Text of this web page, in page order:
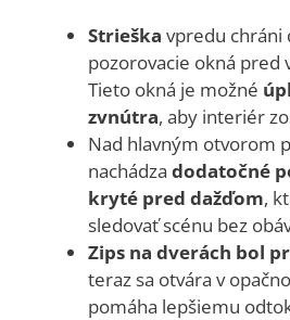
Strieška vpredu chráni
pozorovacie okná pred
Tieto okná je možné
zvnútra, aby interiér
Nad hlavným otvorom
nachádza dodatočné
kryté pred dažďom,
sledovať scénu bez
Zips na dverách bol
teraz sa otvára v
pomáha lepšiemu